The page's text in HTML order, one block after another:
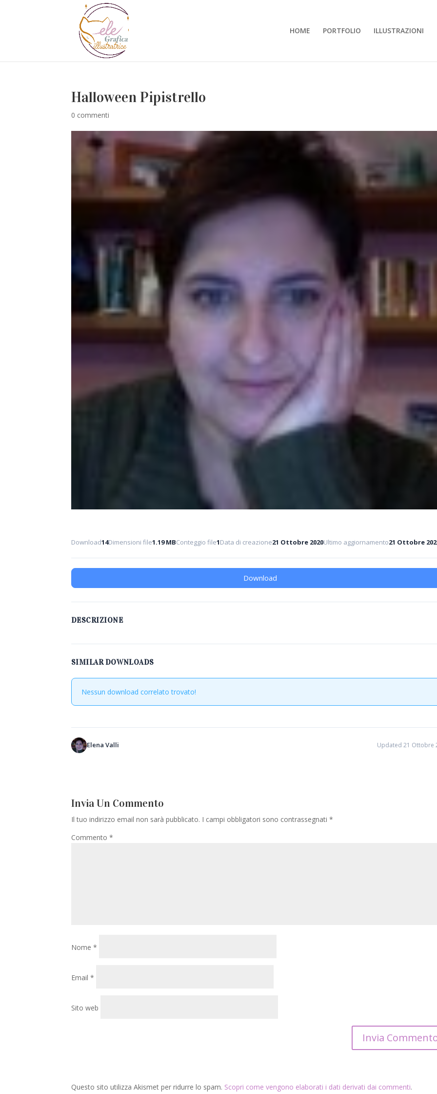
HOME PORTFOLIO ILLUSTRAZIONI
Halloween Pipistrello
0 commenti
Download14Dimensioni file1.19 MBConteggio file1Data di creazione21 Ottobre 2020Ultimo aggiornamento21 Ottobre
Download
DESCRIZIONE
SIMILAR DOWNLOADS
Nessun download correlato trovato!
Elena Valli Updated 21 Ottobre
Invia Un Commento
Il tuo indirizzo email non sarà pubblicato. I campi obbligatori sono contrassegnati *
Commento *
Nome *
Email *
Sito web
Questo sito utilizza Akismet per ridurre lo spam. Scopri come vengono elaborati i dati derivati dai commenti.